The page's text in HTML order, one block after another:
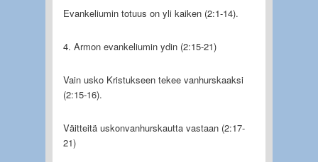
Evankeliumin totuus on yli kaiken (2:1-14).
4. Armon evankeliumin ydin (2:15-21)
Vain usko Kristukseen tekee vanhurskaaksi
(2:15-16).
Väitteitä uskonvanhurskautta vastaan (2:17-
21)